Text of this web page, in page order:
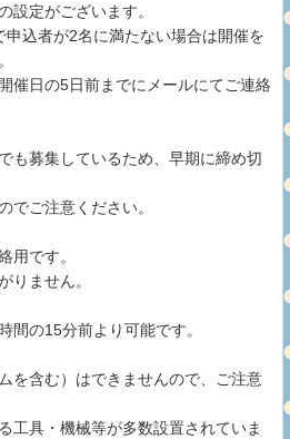
設定がございます。
込者が2名に満たない場合は開催を
催日の5日前までにメールにてご連絡
も募集しているため、早期に締め切
ご注意ください。
用です。
りません。
間の15分前より可能です。
を含む）はできませんので、ご注意
工具・機械等が多数設置されていま